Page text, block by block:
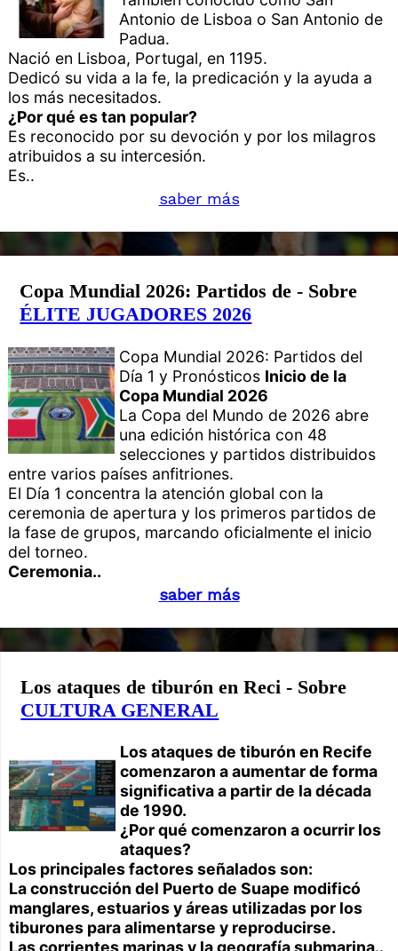
Antonio de Lisboa o San Antonio de
Padua.
Nació en Lisboa, Portugal, en 1195.
Dedicó su vida a la fe, la predicación y la ayuda a
los más necesitados.
¿Por qué es tan popular?
Es reconocido por su devoción y por los milagros
atribuidos a su intercesión.
Es..
saber más
Copa Mundial 2026: Partidos de - Sobre
ÉLITE JUGADORES 2026
Copa Mundial 2026: Partidos del
Día 1 y Pronósticos Inicio de la
Copa Mundial 2026
La Copa del Mundo de 2026 abre
una edición histórica con 48
selecciones y partidos distribuidos
entre varios países anfitriones.
El Día 1 concentra la atención global con la
ceremonia de apertura y los primeros partidos de
la fase de grupos, marcando oficialmente el inicio
del torneo.
Ceremonia..
saber más
Los ataques de tiburón en Reci - Sobre
CULTURA GENERAL
Los ataques de tiburón en Recife
comenzaron a aumentar de forma
significativa a partir de la década
de 1990.
¿Por qué comenzaron a ocurrir los
ataques?
Los principales factores señalados son:
La construcción del Puerto de Suape modificó
manglares, estuarios y áreas utilizadas por los
tiburones para alimentarse y reproducirse.
Las corrientes marinas y la geografía submarina..